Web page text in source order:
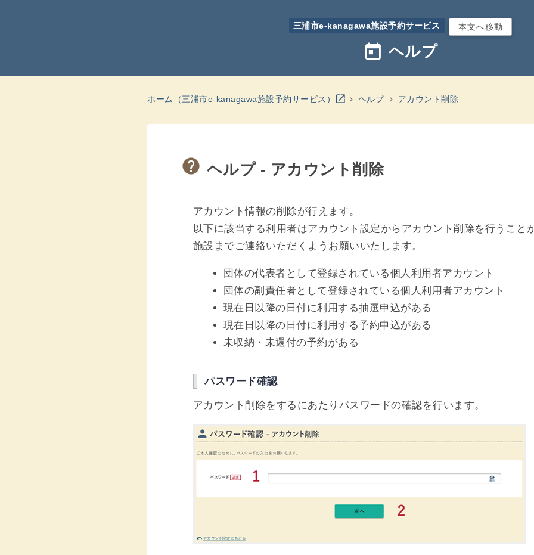
三浦市e-kanagawa施設予約サービス 本文へ移動
today ヘルプ
ホーム（三浦市e-kanagawa施設予約サービス） open_in_new ヘルプ アカウント削除
ヘルプ - アカウント削除
アカウント情報の削除が行えます。
以下に該当する利用者はアカウント設定からアカウント削除を行うこと
施設までご連絡いただくようお願いいたします。
団体の代表者として登録されている個人利用者アカウント
団体の副責任者として登録されている個人利用者アカウント
現在日以降の日付に利用する抽選申込がある
現在日以降の日付に利用する予約申込がある
未収納・未還付の予約がある
パスワード確認
アカウント削除をするにあたりパスワードの確認を行います。